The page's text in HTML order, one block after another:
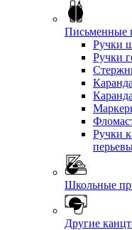
Письменные
Ручки
Ручки
Ручки
Школьные
Другие